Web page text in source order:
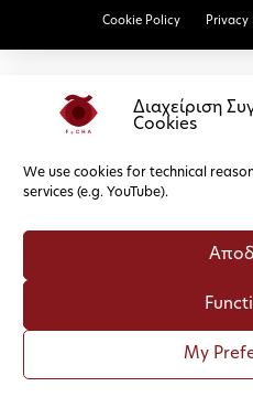
Διαχείριση
Cookies
We use cookies for technical
services (e.g. YouTube).
My
Cookie Policy Privacy